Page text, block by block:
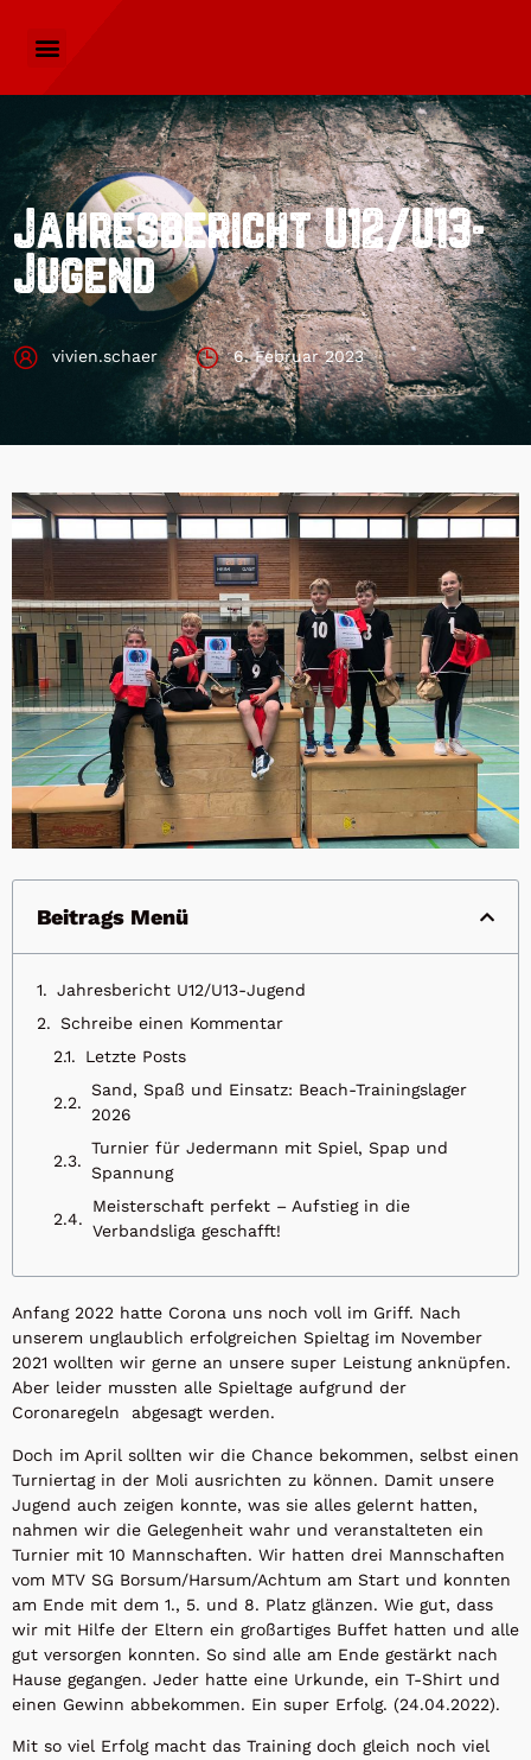
Jahresbericht U12/U13-
Jugend
vivien.schaer 6. Februar 2023
Beitrags Menü
Jahresbericht U12/U13-Jugend
Schreibe einen Kommentar
Letzte Posts
Sand, Spaß und Einsatz: Beach-Trainingslager
2026
Turnier für Jedermann mit Spiel, Spap und
Spannung
Meisterschaft perfekt – Aufstieg in die
Verbandsliga geschafft!
Anfang 2022 hatte Corona uns noch voll im Griff. Nach
unserem unglaublich erfolgreichen Spieltag im November
2021 wollten wir gerne an unsere super Leistung anknüpfen.
Aber leider mussten alle Spieltage aufgrund der
Coronaregeln abgesagt werden.
Doch im April sollten wir die Chance bekommen, selbst einen
Turniertag in der Moli ausrichten zu können. Damit unsere
Jugend auch zeigen konnte, was sie alles gelernt hatten,
nahmen wir die Gelegenheit wahr und veranstalteten ein
Turnier mit 10 Mannschaften. Wir hatten drei Mannschaften
vom MTV SG Borsum/Harsum/Achtum am Start und konnten
am Ende mit dem 1., 5. und 8. Platz glänzen. Wie gut, dass
wir mit Hilfe der Eltern ein großartiges Buffet hatten und alle
gut versorgen konnten. So sind alle am Ende gestärkt nach
Hause gegangen. Jeder hatte eine Urkunde, ein T-Shirt und
einen Gewinn abbekommen. Ein super Erfolg. (24.04.2022).
Mit so viel Erfolg macht das Training doch gleich noch viel